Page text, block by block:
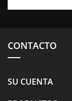
CONTACTO
SU CUENTA